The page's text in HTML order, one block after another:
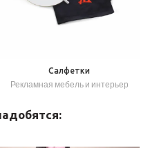
Салфетки
Рекламная мебель и интерьер